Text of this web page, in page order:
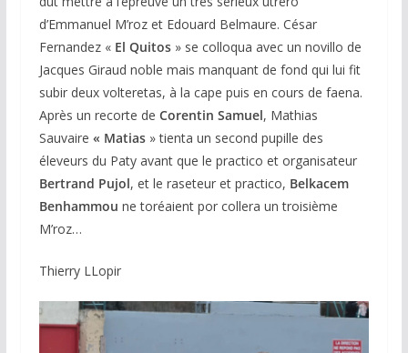
d’Emmanuel M’roz et Edouard Belmaure. César
Fernandez « El Quitos» se colloqua avec un novillo de
Jacques Giraud noble mais manquant de fond qui lui fit
subir deux volteretas, à la cape puis en cours de faena.
Après un recorte de Corentin Samuel, Mathias
Sauvaire « Matias» tienta un second pupille des
éleveurs du Paty avant que le practico et organisateur
Bertrand Pujol, et le raseteur et practico, Belkacem
Benhammou ne toréaient por collera un troisième
M’roz…
Thierry LLopir